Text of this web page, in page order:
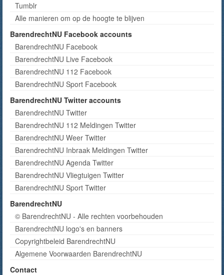
Tumblr
Alle manieren om op de hoogte te blijven
BarendrechtNU Facebook accounts
BarendrechtNU Facebook
BarendrechtNU Live Facebook
BarendrechtNU 112 Facebook
BarendrechtNU Sport Facebook
BarendrechtNU Twitter accounts
BarendrechtNU Twitter
BarendrechtNU 112 Meldingen Twitter
BarendrechtNU Weer Twitter
BarendrechtNU Inbraak Meldingen Twitter
BarendrechtNU Agenda Twitter
BarendrechtNU Vliegtuigen Twitter
BarendrechtNU Sport Twitter
BarendrechtNU
© BarendrechtNU - Alle rechten voorbehouden
BarendrechtNU logo's en banners
Copyrightbeleid BarendrechtNU
Algemene Voorwaarden BarendrechtNU
Contact